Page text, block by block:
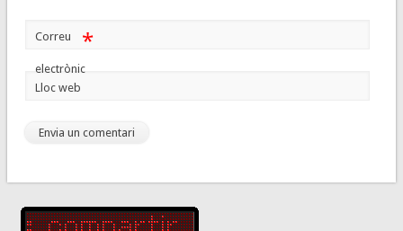
Correu
electrònic
*
Lloc web